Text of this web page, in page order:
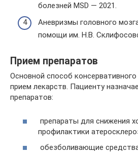
болезней MSD — 2021.
Аневризмы головного
помощи им. Н.В.
Прием препаратов
Основной способ
прием лекарств. Пациенту
препаратов:
препараты для снижения
профилактики
обезболивающие